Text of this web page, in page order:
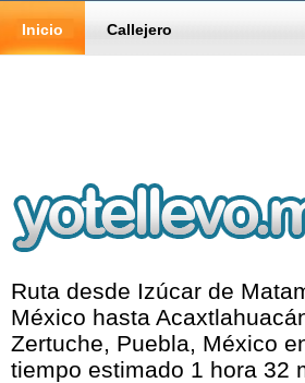
Inicio Callejero
Ruta desde Izúcar de
México hasta
Zertuche, Puebla, México
tiempo estimado 1 hora 32